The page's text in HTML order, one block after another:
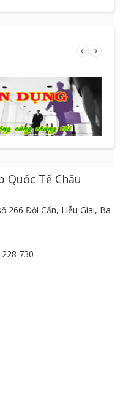
Quốc Tế Châu
266 Đội Cấn, Liễu Giai, Ba
730